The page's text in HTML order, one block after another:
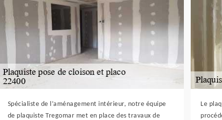
Spécialiste de l’aménagement intérieur, notre équipe
de plaquiste Tregomar met en place des travaux de
Le